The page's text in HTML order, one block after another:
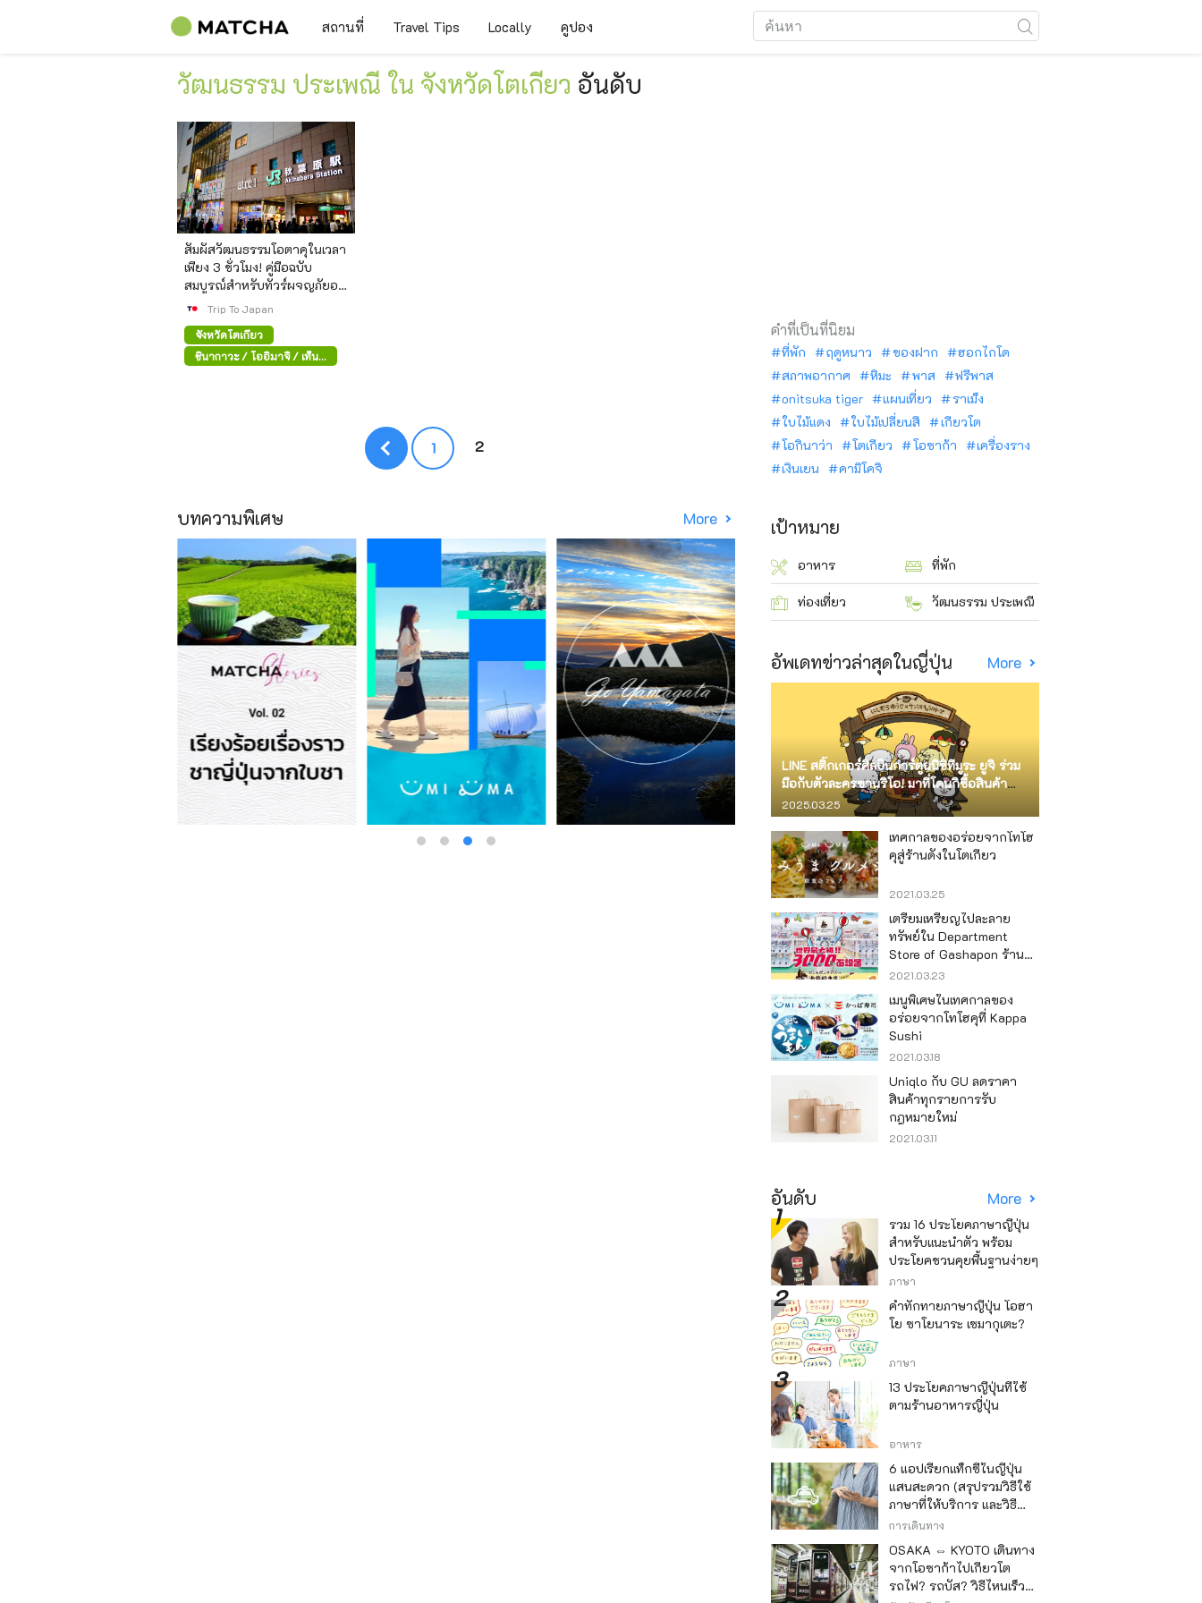
สถานที่ Travel Tips Locally คูปอง
วัฒนธรรม ประเพณี ใน จังหวัดโตเกียว อันดับ
สัมผัสวัฒนธรรมโอตาคุในเวลา
เพียง 3 ชั่วโมง! คู่มือฉบับ
สมบูรณ์สำหรับทัวร์ผจญภัยอนิ
เมะและเกมในอากิฮาบาระ
Trip To Japan
จังหวัดโตเกียว
ชินากาวะ / โออิมาจิ / เท็น
โนซุ
1 2
บทความพิเศษ More
คำที่เป็นที่นิยม
ที่พัก ฤดูหนาว ของฝาก
ฮอกไกโด
สภาพอากาศ
หิมะ พาส
ฟรีพาส
onitsuka tiger
แผนเที่ยว
ราเม็ง
ใบไม้แดง
ใบไม้เปลี่ยนสี
เกียวโต
โอกินาว่า
โตเกียว โอซาก้า
เครื่องราง
เงินเยน
คามิโคจิ
เป้าหมาย
อาหาร ที่พัก
ท่องเที่ยว วัฒนธรรม ประเพณี
อัพเดทข่าวล่าสุดในญี่ปุ่น More
LINE สติ๊กเกอร์ศิลปินการ์ตูนนิชิทีมูระ ยูจิ ร่วม
มือกับตัวละครซานริโอ! มาที่โดนกิซื้อสินค้า
จำกัด
2025.03.25
เทศกาลของอร่อยจากโทโฮ
คุสู่ร้านดังในโตเกียว
2021.03.25
เตรียมเหรียญไปละลาย
ทรัพย์ใน Department
Store of Gashapon ร้านที่มี
เครื่องกาชาปองเยอะที่สุดใน
โลก อิเคะบุคุโระ
2021.03.23
เมนูพิเศษในเทศกาลของ
อร่อยจากโทโฮคุที่ Kappa
Sushi
2021.03.18
Uniqlo กับ GU ลดราคา
สินค้าทุกรายการรับ
กฎหมายใหม่
2021.03.11
อันดับ More
รวม 16 ประโยคภาษาญี่ปุ่น
สำหรับแนะนำตัว พร้อม
ประโยคชวนคุยพื้นฐานง่ายๆ
ภาษา
คำทักทายภาษาญี่ปุ่น โอฮา
โย ซาโยนาระ เซมากุเตะ?
ภาษา
13 ประโยคภาษาญี่ปุ่นที่ใช้
ตามร้านอาหารญี่ปุ่น
อาหาร
6 แอปเรียกแท็กซี่ในญี่ปุ่น
แสนสะดวก (สรุปรวมวิธีใช้
ภาษาที่ให้บริการ และวิธี
ชำระเงิน)
การเดินทาง
OSAKA ⇔ KYOTO เดินทาง
จากโอซาก้าไปเกียวโต
รถไฟ? รถบัส? วิธีไหนเร็ว